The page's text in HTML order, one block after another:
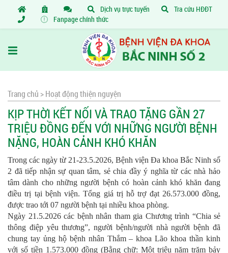
Dịch vụ trực tuyến
Tra cứu HĐĐT
Fanpage chính thức
Trang chủ >Hoạt động thiện nguyện
KỊP THỜI KẾT NỐI VÀ TRAO TẶNG GẦN 27
TRIỆU ĐỒNG ĐẾN VỚI NHỮNG NGƯỜI BỆNH
NẶNG, HOÀN CẢNH KHÓ KHĂN
Trong các ngày từ 21-23.5.2026, Bệnh viện Đa khoa Bắc Ninh số
2 đã tiếp nhận sự quan tâm, sẻ chia đầy ý nghĩa từ các nhà hảo
tâm dành cho những người bệnh có hoàn cảnh khó khăn đang
điều trị tại bệnh viện. Tổng giá trị hỗ trợ đạt 26.573.000 đồng,
được trao tới 07 người bệnh tại nhiều khoa phòng.
Ngày 21.5.2026 các bệnh nhân tham gia Chương trình “Chia sẻ
thông điệp yêu thương”, người bệnh/người nhà người bệnh đã
chung tay ủng hộ bệnh nhân Thắm – khoa Lão khoa thần kinh
với số tiền 1.573.000 đồng (Bằng chữ: Một triệu năm trăm bảy